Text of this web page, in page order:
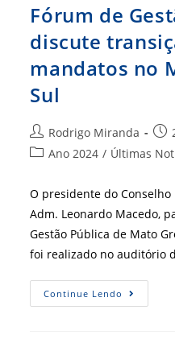
Fórum de
discute
mandatos no
Sul
Autor
do
Rodrigo Miranda
Post
Categoria
Ano 2024 / Últimas
O presidente do
Adm. Leonardo Macedo,
Gestão Pública de Mato
foi realizado no auditório
Continue Lendo Fórum
De